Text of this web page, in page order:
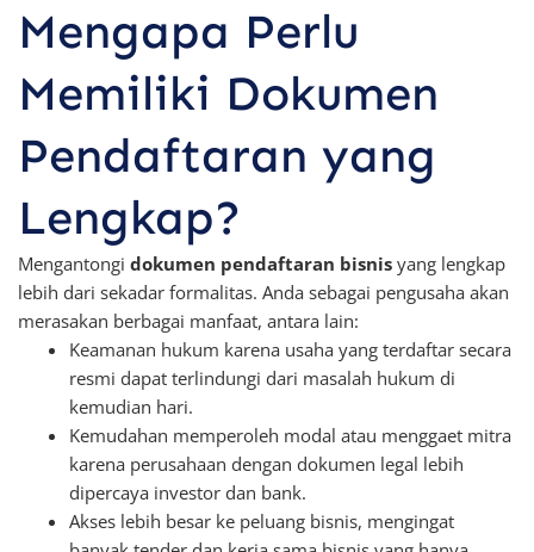
Mengapa Perlu
Memiliki Dokumen
Pendaftaran yang
Lengkap?
Mengantongi dokumen pendaftaran bisnis yang lengkap
lebih dari sekadar formalitas. Anda sebagai pengusaha akan
merasakan berbagai manfaat, antara lain:
Keamanan hukum karena usaha yang terdaftar secara
resmi dapat terlindungi dari masalah hukum di
kemudian hari.
Kemudahan memperoleh modal atau menggaet mitra
karena perusahaan dengan dokumen legal lebih
dipercaya investor dan bank.
Akses lebih besar ke peluang bisnis, mengingat